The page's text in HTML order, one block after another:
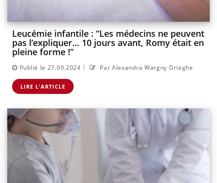
Leucémie infantile : “Les médecins ne peuvent
pas l’expliquer… 10 jours avant, Romy était en
pleine forme !”
Publié le 27.09.2024 | Par Alexandra Wargny Drieghe
LIRE L'ARTICLE